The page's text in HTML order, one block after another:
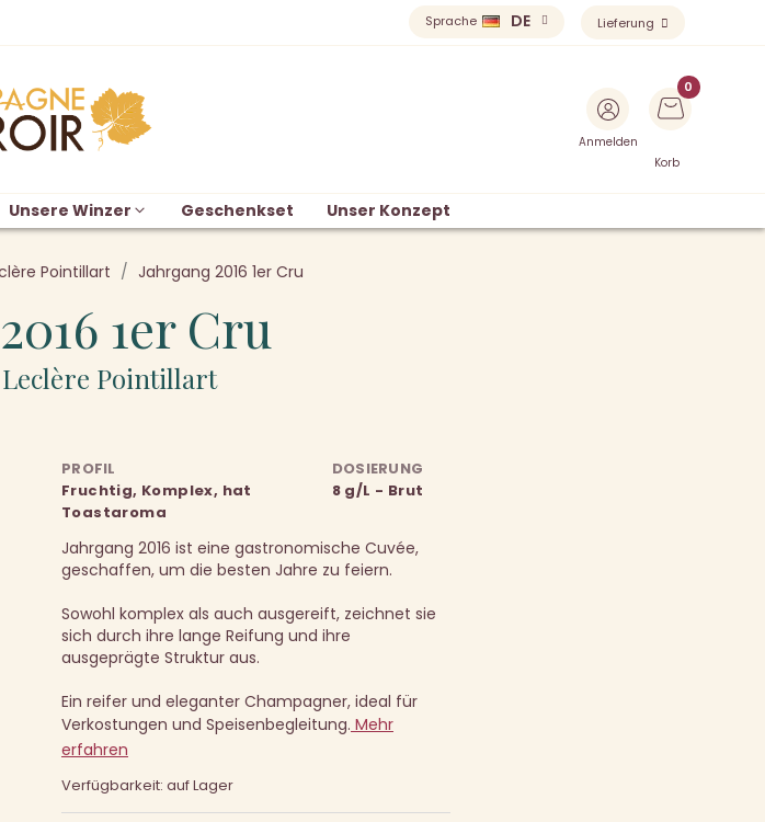
Sprache DE Lieferung
Anmelden
Korb
Unsere Winzer Geschenkset Unser Konzept
Pointillart Jahrgang 2016 1er Cru
1er Cru
Pointillart
PROFIL
Fruchtig, Komplex, hat
Toastaroma
DOSIERUNG
8 g/L - Brut
Jahrgang 2016 ist eine gastronomische Cuvée,
geschaffen, um die besten Jahre zu feiern.
Sowohl komplex als auch ausgereift, zeichnet sie
sich durch ihre lange Reifung und ihre
ausgeprägte Struktur aus.
Ein reifer und eleganter Champagner, ideal für
Verkostungen und Speisenbegleitung. Mehr
erfahren
Verfügbarkeit: auf Lager